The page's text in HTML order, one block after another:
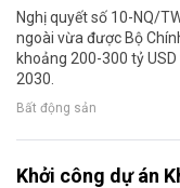
Nghị quyết số 10-NQ/
ngoài vừa được Bộ
khoảng 200-300 tỷ
2030.
Bất động sản
Khởi công dự án